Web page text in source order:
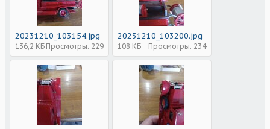
20231210_103154.jpg
136,2 КБ Просмотры: 229
20231210_103200.jpg
108 КБ Просмотры: 234